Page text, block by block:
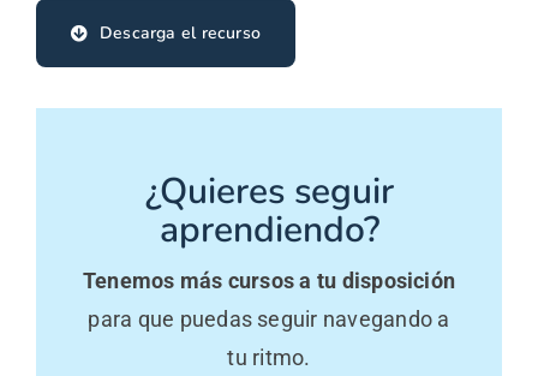
Descarga el recurso
¿Quieres seguir
aprendiendo?
Tenemos más cursos a tu disposición
para que puedas seguir navegando a
tu ritmo.